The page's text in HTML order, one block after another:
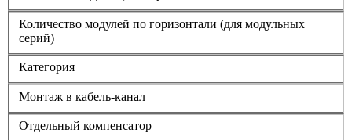
Количество модулей по горизонтали (для модульных
серий)
Категория
Монтаж в кабель-канал
Отдельный компенсатор